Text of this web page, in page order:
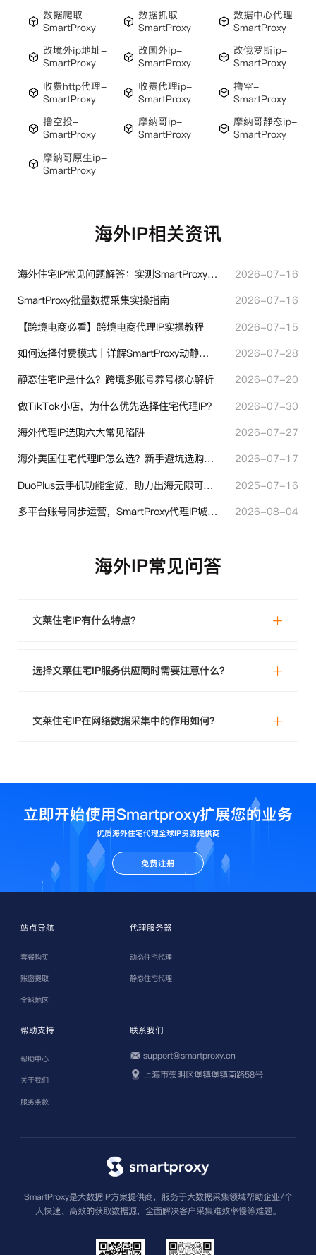
数据爬取-
SmartProxy
数据抓取-
SmartProxy
数据中心代理-
SmartProxy
改境外ip地址-
SmartProxy
改国外ip-
SmartProxy
改俄罗斯ip-
SmartProxy
收费http代理-
SmartProxy
收费代理ip-
SmartProxy
撸空-
SmartProxy
撸空投-
SmartProxy
摩纳哥ip-
SmartProxy
摩纳哥静态ip-
SmartProxy
摩纳哥原生ip-
SmartProxy
海外IP相关资讯
海外住宅IP常见问题解答：实测SmartProxy使用经验分享
2026-07-16
SmartProxy批量数据采集实操指南
2026-07-16
【跨境电商必看】跨境电商代理IP实操教程
2026-07-15
如何选择付费模式｜详解SmartProxy动静态计费体系
2026-07-28
静态住宅IP是什么？跨境多账号养号核心解析
2026-07-20
做TikTok小店，为什么优先选择住宅代理IP？
2026-07-30
海外代理IP选购六大常见陷阱
2026-07-27
海外美国住宅代理IP怎么选？新手避坑选购指南
2026-07-17
DuoPlus云手机功能全览，助力出海无限可能！
2025-07-16
多平台账号同步运营，SmartProxy代理IP城市定位功能有哪些实用价值
2026-08-04
海外IP常见问答
文莱住宅IP有什么特点？
选择文莱住宅IP服务供应商时需要注意什么？
文莱住宅IP在网络数据采集中的作用如何？
立即开始使用Smartproxy扩展您的业务
优质海外住宅代理全球IP资源提供商
免费注册
站点导航
套餐购买
账密提取
全球地区
代理服务器
动态住宅代理
静态住宅代理
帮助支持
帮助中心
关于我们
服务条款
联系我们
support@smartproxy.cn
上海市崇明区堡镇堡镇南路58号
SmartProxy是大数据IP方案提供商，服务于大数据采集领域帮助企业/个
人快速、高效的获取数据源，全面解决客户采集难效率慢等难题。